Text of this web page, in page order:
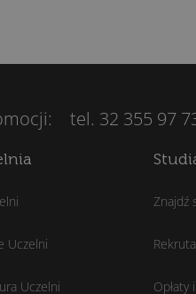
tel. 32 355 97
Uczelni
Uczelni
Znajdź
Opłaty